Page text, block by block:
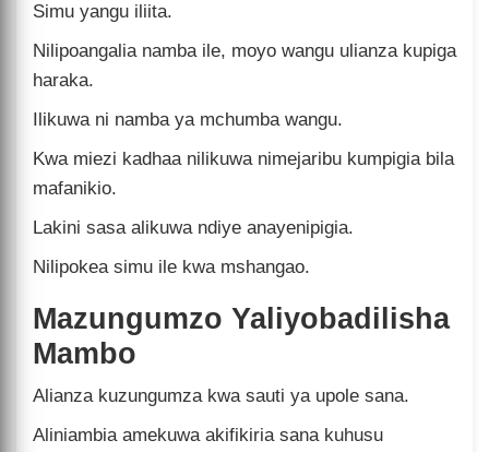
Simu yangu iliita.
Nilipoangalia namba ile, moyo wangu ulianza kupiga
haraka.
Ilikuwa ni namba ya mchumba wangu.
Kwa miezi kadhaa nilikuwa nimejaribu kumpigia bila
mafanikio.
Lakini sasa alikuwa ndiye anayenipigia.
Nilipokea simu ile kwa mshangao.
Mazungumzo Yaliyobadilisha
Mambo
Alianza kuzungumza kwa sauti ya upole sana.
Aliniambia amekuwa akifikiria sana kuhusu